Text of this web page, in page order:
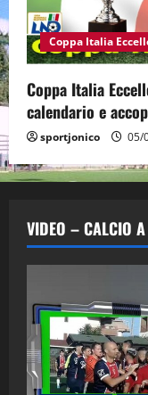
Coppa Italia
Coppa Italia
calendario e
sportjonico 05/
VIDEO – CALCIO